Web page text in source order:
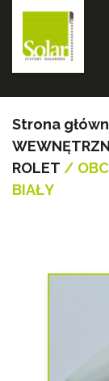
Strona
ROLET /
BIAŁY